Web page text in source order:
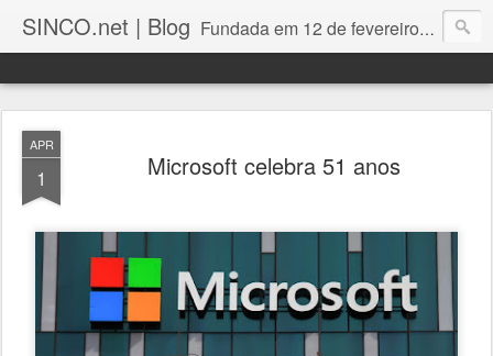
SINCO.net | Blog Fundada em 12 de fevereiro de 1982. Fabricante brasileira de servidores e workstations. Certificações: Intel Technology Provider Platinum, Seagate Storage Solution Provider, Kingston Premium Reseller, Nilko Design Partner.
APR
1 Microsoft celebra 51 anos